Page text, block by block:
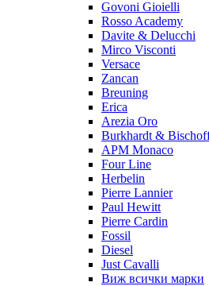
Govoni Gioielli
Rosso Academy
Davite & Delucchi
Mirco Visconti
Versace
Zancan
Breuning
Erica
Arezia Oro
Burkhardt &
APM Monaco
Four Line
Herbelin
Pierre Lannier
Paul Hewitt
Pierre Cardin
Fossil
Diesel
Just Cavalli
Виж всички марки